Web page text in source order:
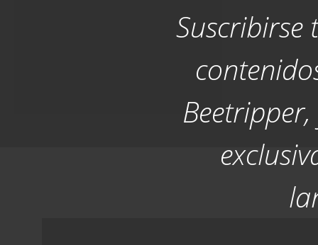
Suscribirse